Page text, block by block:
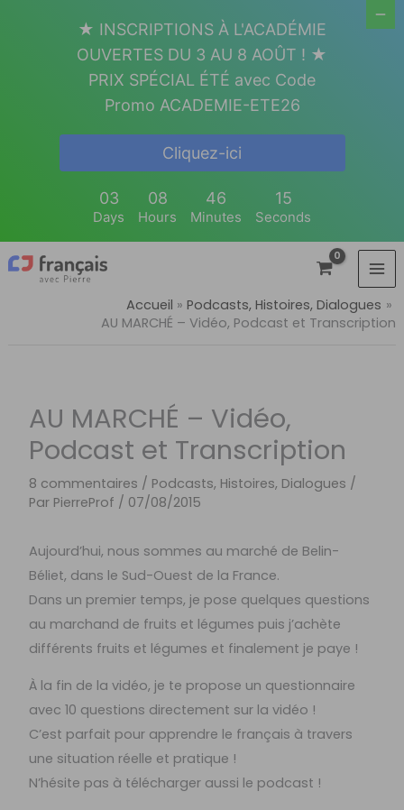
Accueil
Podcasts, Histoires, Dialogues
AU MARCHÉ – Vidéo, Podcast et Transcription
AU MARCHÉ – Vidéo,
Podcast et Transcription
8 commentaires / Podcasts, Histoires, Dialogues /
Par PierreProf / 07/08/2015
Aujourd’hui, nous sommes au marché de Belin-
Béliet, dans le Sud-Ouest de la France.
Dans un premier temps, je pose quelques questions
au marchand de fruits et légumes puis j’achète
différents fruits et légumes et finalement je paye !
À la fin de la vidéo, je te propose un questionnaire
avec 10 questions directement sur la vidéo !
C’est parfait pour apprendre le français à travers
une situation réelle et pratique !
N’hésite pas à télécharger aussi le podcast !
★ INSCRIPTIONS À L'ACADÉMIE
OUVERTES DU 3 AU 8 AOÛT ! ★
PRIX SPÉCIAL ÉTÉ avec Code
Promo ACADEMIE-ETE26
Cliquez-ici
03
Days
08
Hours
46
Minutes
14
Seconds